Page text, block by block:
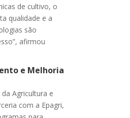
de cultivo, o
qualidade e a
são
afirmou
e Melhoria
Agricultura e
com a Epagri,